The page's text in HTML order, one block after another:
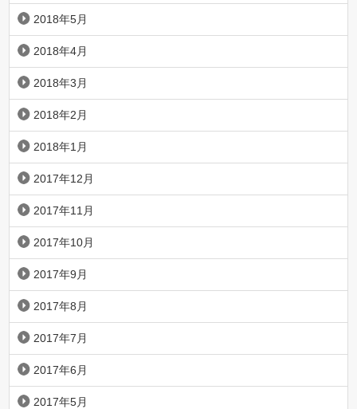
2018年5月
2018年4月
2018年3月
2018年2月
2018年1月
2017年12月
2017年11月
2017年10月
2017年9月
2017年8月
2017年7月
2017年6月
2017年5月